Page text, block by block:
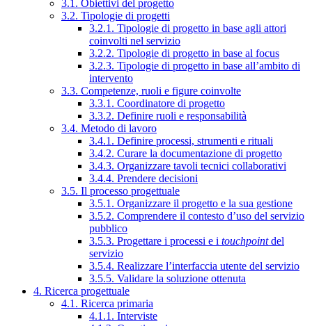
3.1. Obiettivi del progetto
3.2. Tipologie di progetti
3.2.1. Tipologie di progetto in base agli attori
coinvolti nel servizio
3.2.2. Tipologie di progetto in base al focus
3.2.3. Tipologie di progetto in base all’ambito di
intervento
3.3. Competenze, ruoli e figure coinvolte
3.3.1. Coordinatore di progetto
3.3.2. Definire ruoli e responsabilità
3.4. Metodo di lavoro
3.4.1. Definire processi, strumenti e rituali
3.4.2. Curare la documentazione di progetto
3.4.3. Organizzare tavoli tecnici collaborativi
3.4.4. Prendere decisioni
3.5. Il processo progettuale
3.5.1. Organizzare il progetto e la sua gestione
3.5.2. Comprendere il contesto d’uso del servizio
pubblico
3.5.3. Progettare i processi e i touchpointdel
servizio
3.5.4. Realizzare l’interfaccia utente del servizio
3.5.5. Validare la soluzione ottenuta
4. Ricerca progettuale
4.1. Ricerca primaria
4.1.1. Interviste